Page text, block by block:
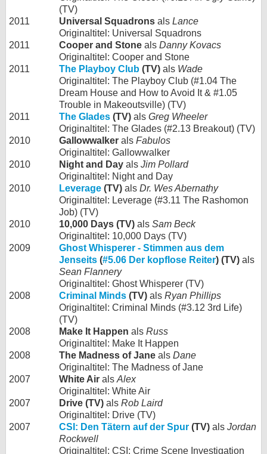
(TV)
2011
Universal Squadrons als Lance
Originaltitel: Universal Squadrons
2011
Cooper and Stone als Danny Kovacs
Originaltitel: Cooper and Stone
2011
The Playboy Club (TV) als Wade
Originaltitel: The Playboy Club (#1.04 The
Dream House and How to Avoid It & #1.05
Trouble in Makeoutsville) (TV)
2011
The Glades (TV) als Greg Wheeler
Originaltitel: The Glades (#2.13 Breakout) (TV)
2010
Gallowwalker als Fabulos
Originaltitel: Gallowwalker
2010
Night and Day als Jim Pollard
Originaltitel: Night and Day
2010
Leverage (TV) als Dr. Wes Abernathy
Originaltitel: Leverage (#3.11 The Rashomon
Job) (TV)
2010
10,000 Days (TV) als Sam Beck
Originaltitel: 10,000 Days (TV)
2009
Ghost Whisperer - Stimmen aus dem
Jenseits (#5.06 Der kopflose Reiter) (TV) als
Sean Flannery
Originaltitel: Ghost Whisperer (TV)
2008
Criminal Minds (TV) als Ryan Phillips
Originaltitel: Criminal Minds (#3.12 3rd Life)
(TV)
2008
Make It Happen als Russ
Originaltitel: Make It Happen
2008
The Madness of Jane als Dane
Originaltitel: The Madness of Jane
2007
White Air als Alex
Originaltitel: White Air
2007
Drive (TV) als Rob Laird
Originaltitel: Drive (TV)
2007
CSI: Den Tätern auf der Spur (TV) als Jordan
Rockwell
Originaltitel: CSI: Crime Scene Investigation